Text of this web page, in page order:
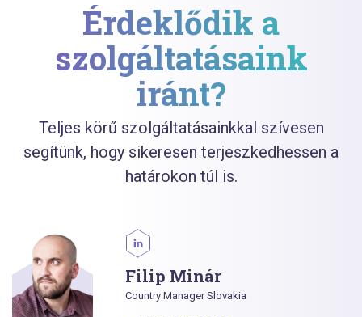
Érdeklődik a
szolgáltatásaink
iránt?
Teljes körű szolgáltatásainkkal szívesen
segítünk, hogy sikeresen terjeszkedhessen a
határokon túl is.
Filip Minár
Country Manager Slovakia